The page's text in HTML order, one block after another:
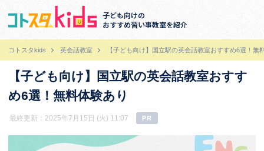
子ども向けの
おすすめ習い事教室を紹介
コトスタkids 英会話教室 【子ども向け】国立駅の英会話教室おすすめ6選！無
【子ども向け】国立駅の英会話教室おすす
め6選！無料体験あり
最終更新：2025年7月15日 (火) 11:07 PR